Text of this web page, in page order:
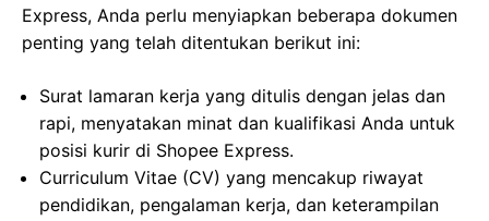
Express, Anda perlu menyiapkan beberapa dokumen
penting yang telah ditentukan berikut ini:
Surat lamaran kerja yang ditulis dengan jelas dan
rapi, menyatakan minat dan kualifikasi Anda untuk
posisi kurir di Shopee Express.
Curriculum Vitae (CV) yang mencakup riwayat
pendidikan, pengalaman kerja, dan keterampilan